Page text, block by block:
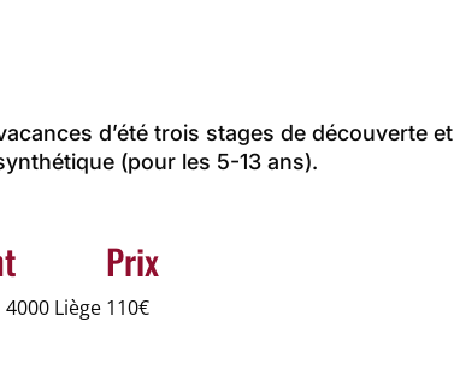
d’été trois stages de découverte et
(pour les 5-13 ans).
Liège
Prix
110€